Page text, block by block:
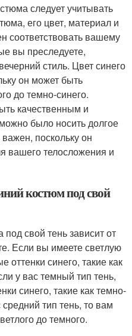
следует учитывать
его цвет, материал и
соответствовать вашему
вы преследуете,
стиль. Цвет синего
он может быть
до темно-синего.
качественным и
было носить долгое
поскольку он
вашего телосложения и
костюм под свой
свой тень зависит от
Если вы имеете светлую
оттенки синего, такие как
у вас темный тип тень,
синего, такие как темно-
тип тень, то вам
до темного.